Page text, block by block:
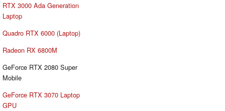
RTX 3000 Ada Generation
Laptop
Quadro RTX 6000 (Laptop)
Radeon RX 6800M
GeForce RTX 2080 Super
Mobile
GeForce RTX 3070 Laptop
GPU